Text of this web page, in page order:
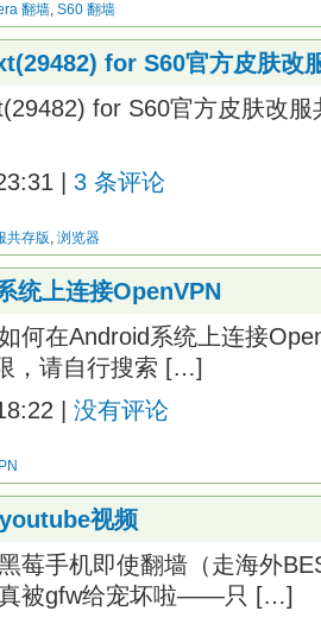
翻墙, S60 翻墙
for S60官方皮肤改
for S60官方皮肤改
| 3 条评论
共存版, 浏览器
统上连接OpenVPN
何在Android系统上连接
，请自行搜索 […]
| 没有评论
视频
莓手机即使翻墙（走海外
真被gfw给宠坏啦——只 […]